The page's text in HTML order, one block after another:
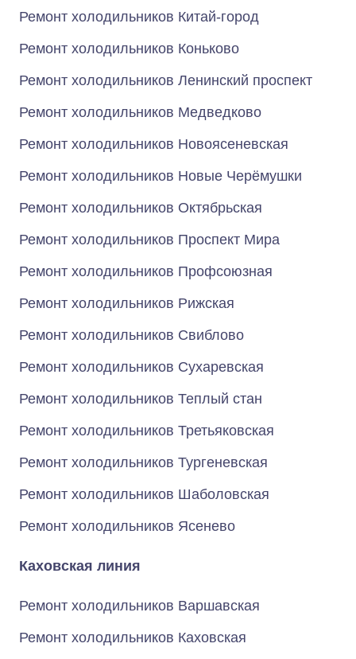
Ремонт холодильников Китай-город
Ремонт холодильников Коньково
Ремонт холодильников Ленинский проспект
Ремонт холодильников Медведково
Ремонт холодильников Новоясеневская
Ремонт холодильников Новые Черёмушки
Ремонт холодильников Октябрьская
Ремонт холодильников Проспект Мира
Ремонт холодильников Профсоюзная
Ремонт холодильников Рижская
Ремонт холодильников Свиблово
Ремонт холодильников Сухаревская
Ремонт холодильников Теплый стан
Ремонт холодильников Третьяковская
Ремонт холодильников Тургеневская
Ремонт холодильников Шаболовская
Ремонт холодильников Ясенево
Каховская линия
Ремонт холодильников Варшавская
Ремонт холодильников Каховская